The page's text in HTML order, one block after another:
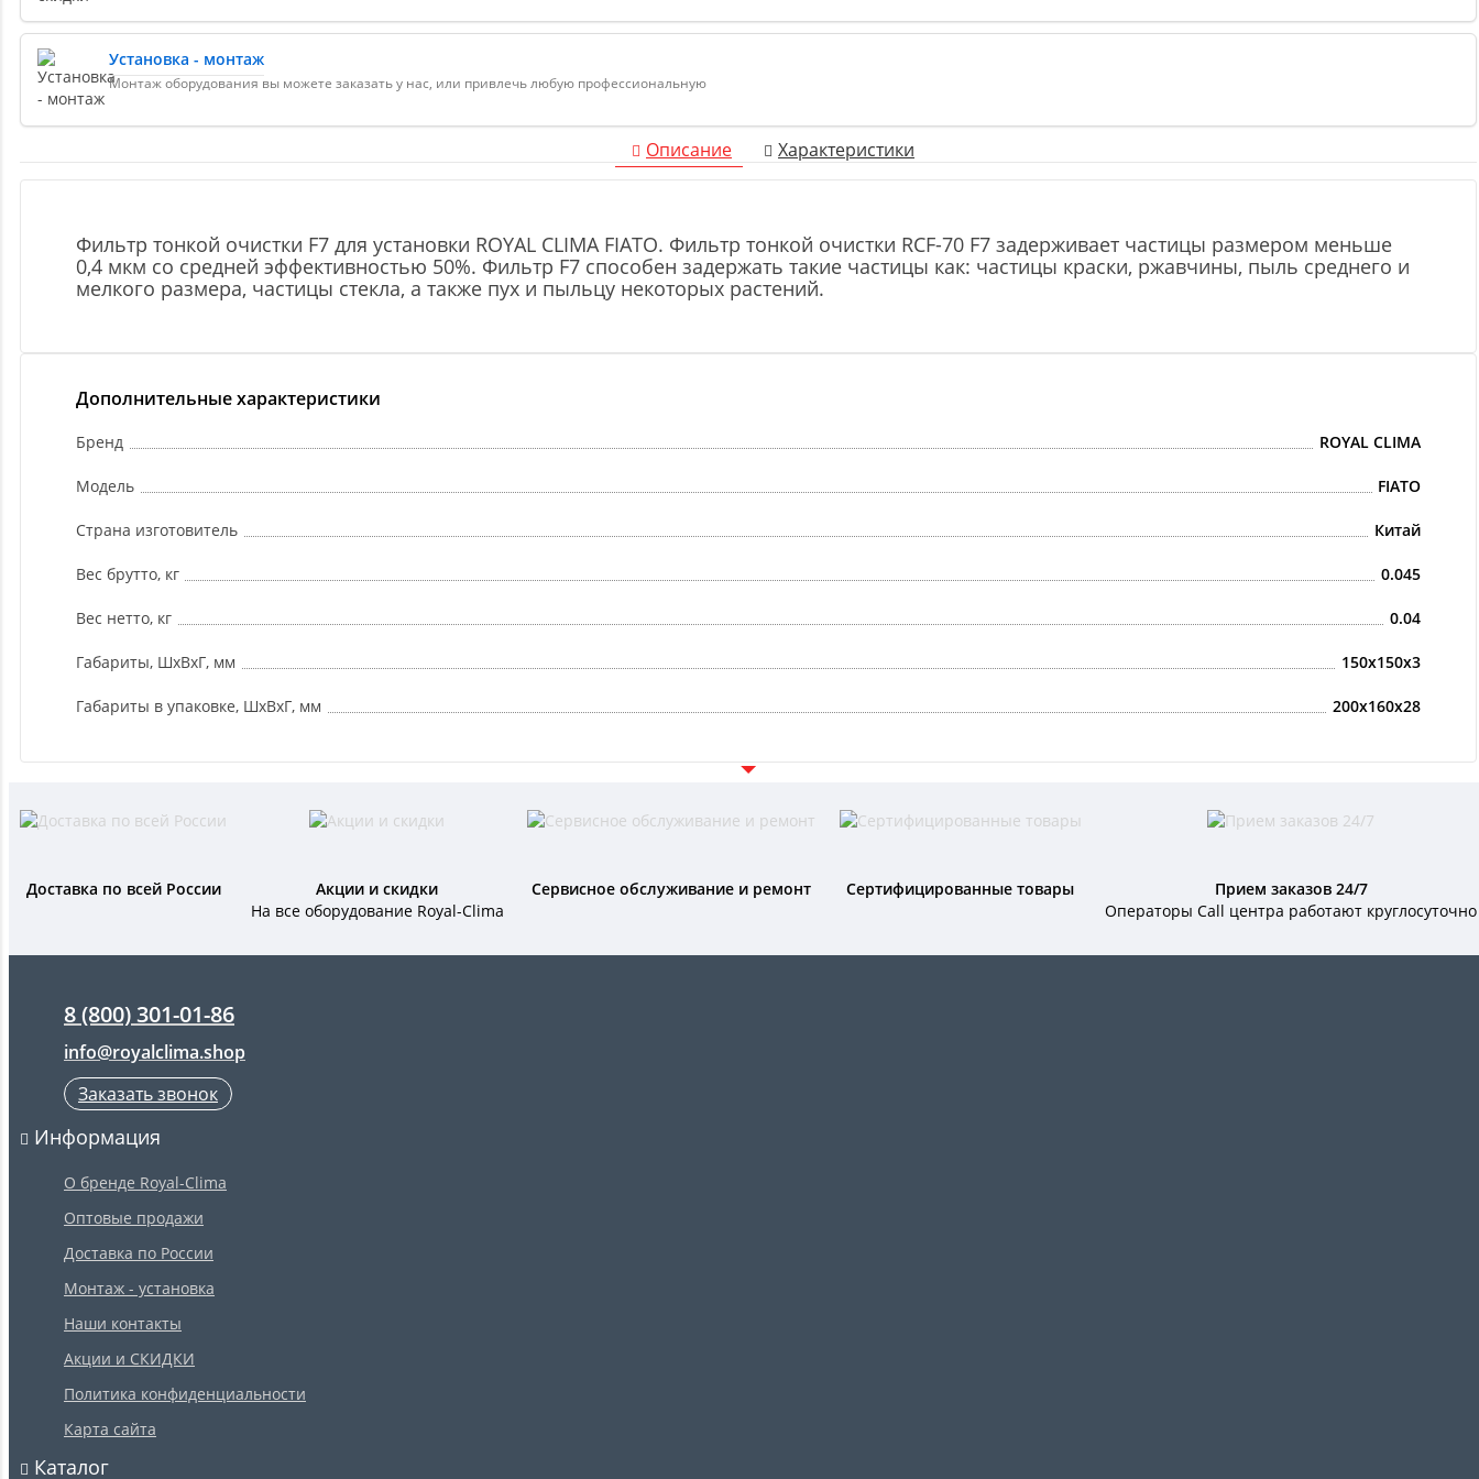
Установка - монтаж
Монтаж оборудования вы можете заказать у нас, или привлечь любую профессиональную
Описание Характеристики
Фильтр тонкой очистки F7 для установки ROYAL CLIMA FIATO. Фильтр тонкой очистки RCF-70 F7 задерживает частицы размером меньше
0,4 мкм со средней эффективностью 50%. Фильтр F7 способен задержать такие частицы как: частицы краски, ржавчины, пыль среднего и
мелкого размера, частицы стекла, а также пух и пыльцу некоторых растений.
Дополнительные характеристики
Бренд ROYAL CLIMA
Модель FIATO
Страна изготовитель Китай
Вес брутто, кг 0.045
Вес нетто, кг 0.04
Габариты, ШxВxГ, мм 150x150x3
Габариты в упаковке, ШxВxГ, мм 200x160x28
Доставка по всей России
Акции и скидки
На все оборудование Royal-Clima
Сервисное обслуживание и ремонт Сертифицированные товары
Прием заказов 24/7
Операторы Call центра работают круглосуточно
8 (800) 301-01-86
info@royalclima.shop
Заказать звонок
Информация
О бренде Royal-Clima
Оптовые продажи
Доставка по России
Монтаж - установка
Наши контакты
Акции и СКИДКИ
Политика конфиденциальности
Карта сайта
Каталог